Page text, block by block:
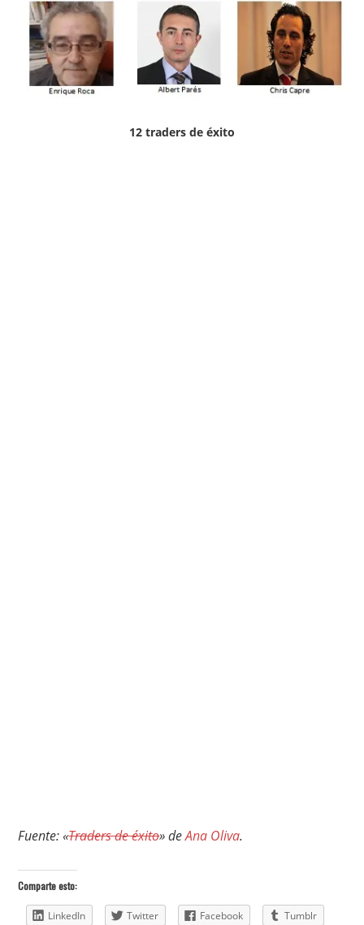
12 traders de éxito
Fuente: «Traders de éxito» deAna Oliva.
Comparte esto:
LinkedIn Twitter Facebook Tumblr